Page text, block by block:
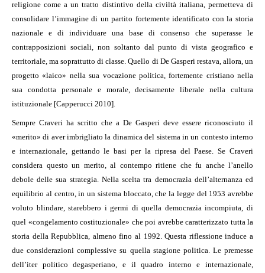
religione come a un tratto distintivo della civiltà italiana, permetteva di
consolidare l’immagine di un partito fortemente identificato con la storia
nazionale e di individuare una base di consenso che superasse le
contrapposizioni sociali, non soltanto dal punto di vista geografico e
territoriale, ma soprattutto di classe. Quello di De Gasperi restava, allora, un
progetto «laico» nella sua vocazione politica, fortemente cristiano nella
sua condotta personale e morale, decisamente liberale nella cultura
istituzionale [Capperucci 2010].
Sempre Craveri ha scritto che a De Gasperi deve essere riconosciuto il
«merito» di aver imbrigliato la dinamica del sistema in un contesto interno
e internazionale, gettando le basi per la ripresa del Paese. Se Craveri
considera questo un merito, al contempo ritiene che fu anche l’anello
debole delle sua strategia. Nella scelta tra democrazia dell’alternanza ed
equilibrio al centro, in un sistema bloccato, che la legge del 1953 avrebbe
voluto blindare, starebbero i germi di quella democrazia incompiuta, di
quel «congelamento costituzionale» che poi avrebbe caratterizzato tutta la
storia della Repubblica, almeno fino al 1992. Questa riflessione induce a
due considerazioni complessive su quella stagione politica. Le premesse
dell’iter politico degasperiano, e il quadro interno e internazionale,